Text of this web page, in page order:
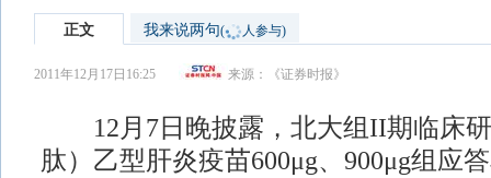
正文 我来说两句( 人参与)
2011年12月17日16:25 来源： 《证券时报》
12月7日晚披露，北大组II期临床研
肽）乙型肝炎疫苗600μg、900μg组应